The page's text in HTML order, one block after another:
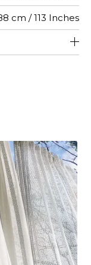
cm / 113 Inches
<3%
Raccord droit
De haut
130
Inde
16 cm / 6 Inches
18 cm / 7 Inches
tournés pour la
de sens